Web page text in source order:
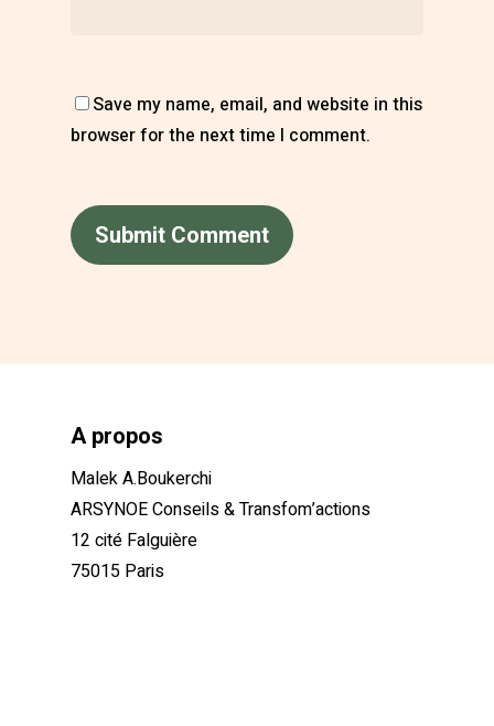
Save my name, email, and website in this
browser for the next time I comment.
A propos
Malek A.Boukerchi
ARSYNOE Conseils & Transfom’actions
12 cité Falguière
75015 Paris